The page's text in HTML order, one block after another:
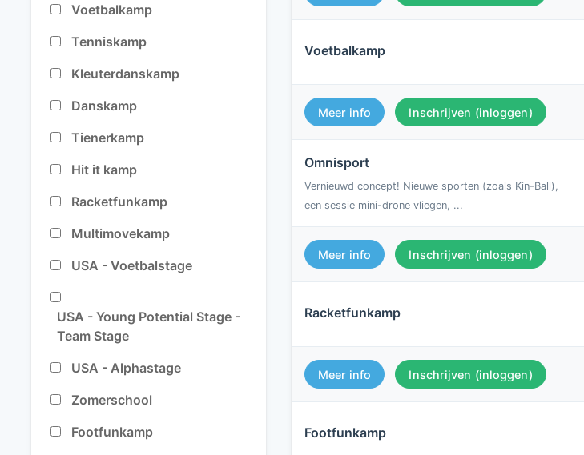
Voetbalkamp
Tenniskamp
Kleuterdanskamp
Danskamp
Tienerkamp
Hit it kamp
Racketfunkamp
Multimovekamp
USA - Voetbalstage
USA - Young Potential Stage -
Team Stage
USA - Alphastage
Zomerschool
Footfunkamp
Voetbalkamp
Meer info Inschrijven (inloggen)
Omnisport
Vernieuwd concept! Nieuwe sporten (zoals Kin-Ball),
een sessie mini-drone vliegen, ...
Meer info Inschrijven (inloggen)
Racketfunkamp
Meer info Inschrijven (inloggen)
Footfunkamp